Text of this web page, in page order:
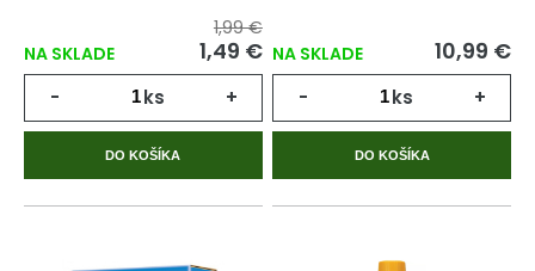
NA SKLADE
1,99 €
1,49 €
- ks +
DO KOŠÍKA
NA SKLADE 10,99 €
- ks +
DO KOŠÍKA